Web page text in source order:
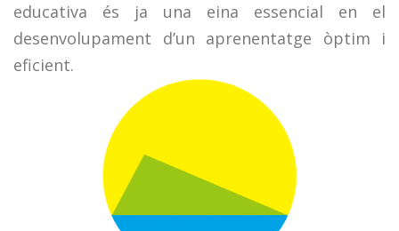
educativa és ja una eina essencial en el
desenvolupament d’un aprenentatge òptim i
eficient.